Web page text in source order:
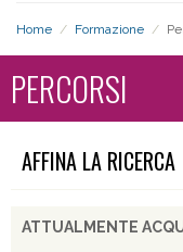
Home / Formazione /
PERCORSI
AFFINA LA RICERCA
ATTUALMENTE